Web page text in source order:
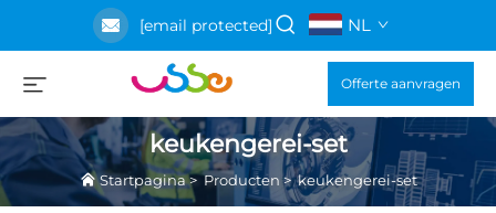
[email protected] NL
Offerte aanvragen
keukengerei-set
Startpagina>Producten>keukengerei-set